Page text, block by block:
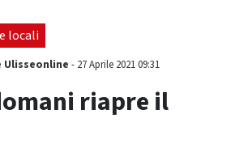
locali
Ulisseonline - 27 Aprile 2021 09:31
riapre il